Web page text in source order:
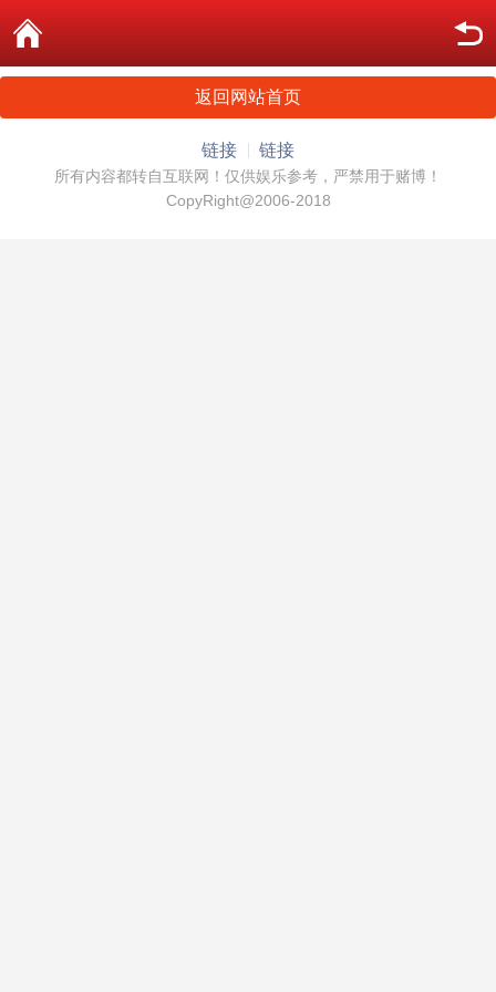
返回网站首页
链接 链接
所有内容都转自互联网！仅供娱乐参考，严禁用于赌博！
CopyRight@2006-2018